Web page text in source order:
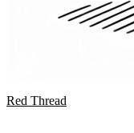
Red Thread